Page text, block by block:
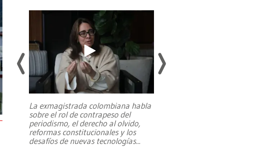
La exmagistrada colombiana habla
sobre el rol de contrapeso del
periodismo, el derecho al olvido,
reformas constitucionales y los
desafíos de nuevas tecnologías...